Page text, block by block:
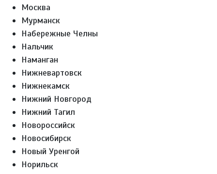
Москва
Мурманск
Набережные Челны
Нальчик
Наманган
Нижневартовск
Нижнекамск
Нижний Новгород
Нижний Тагил
Новороссийск
Новосибирск
Новый Уренгой
Норильск